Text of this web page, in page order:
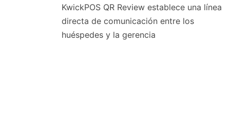
KwickPOS QR Review establece una línea
directa de comunicación entre los
huéspedes y la gerencia